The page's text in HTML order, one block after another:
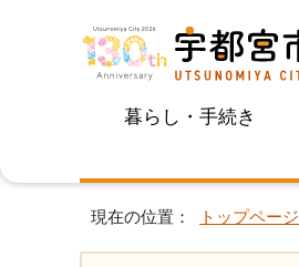
暮らし・手続き
現在の位置： トップページ